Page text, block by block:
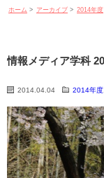
ホーム > アーカイブ > 2014年度
情報メディア学科
2014.04.04 2014年度